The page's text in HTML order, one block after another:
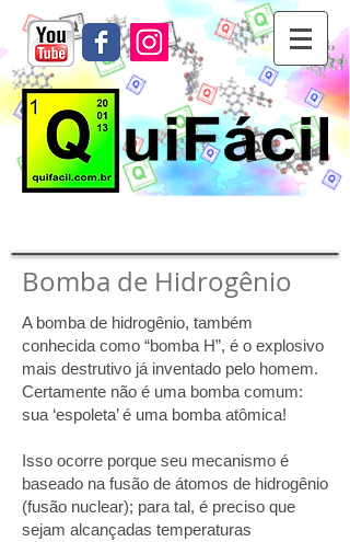
Bomba de Hidrogênio
A bomba de hidrogênio, também
conhecida como “bomba H”, é o explosivo
mais destrutivo já inventado pelo homem.
Certamente não é uma bomba comum:
sua ‘espoleta’ é uma bomba atômica!
Isso ocorre porque seu mecanismo é
baseado na fusão de átomos de hidrogênio
(fusão nuclear); para tal, é preciso que
sejam alcançadas temperaturas